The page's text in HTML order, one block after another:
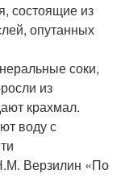
состоящие из
опутанных
соки,
из
крахмал.
воду с
Верзилин «По